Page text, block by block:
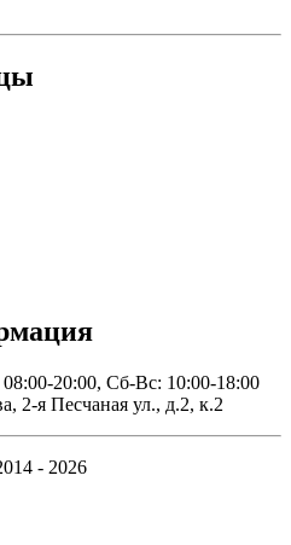
20:00, Сб-Вс: 10:00-18:00
2-я Песчаная ул., д.2, к.2
- 2026